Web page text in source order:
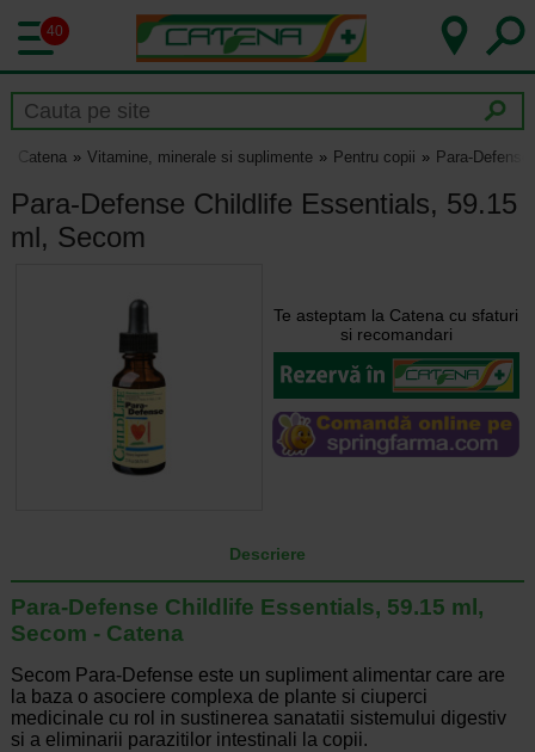
40
Catena Vitamine, minerale si suplimente Pentru copii Para-
Para-Defense Childlife Essentials, 59.15
ml, Secom
Te asteptam la Catena cu sfaturi
si recomandari
Descriere
Para-Defense Childlife Essentials, 59.15 ml,
Secom - Catena
Secom Para-Defense este un supliment alimentar care are
la baza o asociere complexa de plante si ciuperci
medicinale cu rol in sustinerea sanatatii sistemului digestiv
si a eliminarii parazitilor intestinali la copii.